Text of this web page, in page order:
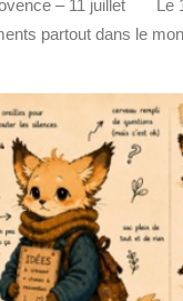
– 11 juillet Le
partout dans le